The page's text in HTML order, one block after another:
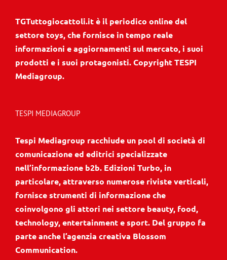
TGTuttogiocattoli.it è il periodico online del
settore toys, che fornisce in tempo reale
informazioni e aggiornamenti sul mercato, i suoi
prodotti e i suoi protagonisti. Copyright TESPI
Mediagroup.
TESPI MEDIAGROUP
Tespi Mediagroup racchiude un pool di società di
comunicazione ed editrici specializzate
nell’informazione b2b. Edizioni Turbo, in
particolare, attraverso numerose riviste verticali,
fornisce strumenti di informazione che
coinvolgono gli attori nei settore beauty, food,
technology, entertainment e sport. Del gruppo fa
parte anche l’agenzia creativa Blossom
Communication.